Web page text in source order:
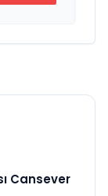
Cansever